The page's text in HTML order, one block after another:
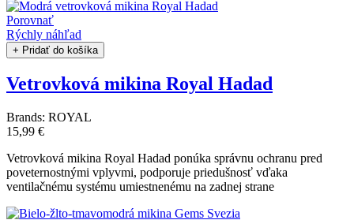
Porovnať
Rýchly náhľad
+ Pridať do košíka
Vetrovková mikina Royal Hadad
Brands: ROYAL
15,99 €
Vetrovková mikina Royal Hadad ponúka správnu ochranu pred
poveternostnými vplyvmi, podporuje priedušnosť vďaka
ventilačnému systému umiestnenému na zadnej strane